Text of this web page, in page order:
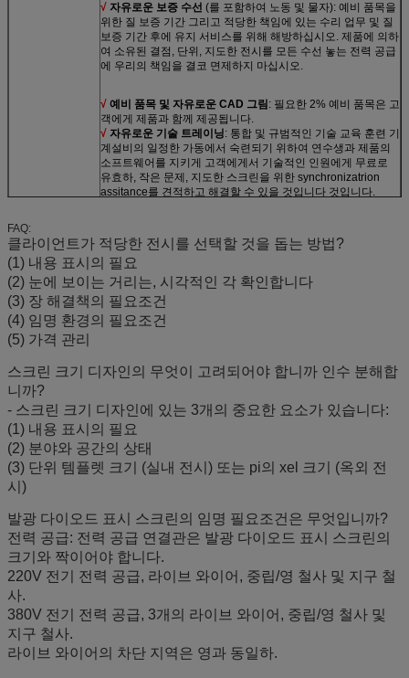
√ 자유로운 보증 수선 (를 포함하여 노동 및 물자): 예비 품목을
위한 질 보증 기간 그리고 적당한 책임에 있는 수리 업무 및 질
보증 기간 후에 유지 서비스를 위해 해방하십시오. 제품에 의하
여 소유된 결점, 단위, 지도한 전시를 모든 수선 놓는 전력 공급
에 우리의 책임을 결코 면제하지 마십시오.
√ 예비 품목 및 자유로운 CAD 그림 : 필요한 2% 예비 품목은 고
객에게 제품과 함께 제공됩니다.
√ 자유로운 기술 트레이닝: 통합 및 규범적인 기술 교육 훈련 기
계설비의 일정한 가동에서 숙련되기 위하여 연수생과 제품의
소프트웨어를 지키게 고객에게서 기술적인 인원에게 무료로
유효하, 작은 문제, 지도한 스크린을 위한 synchronizatrion
assitance를 견적하고 해결할 수 있을 것입니다 것입니다.
√ 고객 수사: 우리의 판매 후 팀 또는 제품의 근무 조건을 철저
히 구명하고, 문제를 발견하고 문제를 즉시 해결하는 보증 기간
에 이메일 사용자는 매달 전화를 걸 것입니다.
√ 소프트웨어 업그레이드
능에 끊임없는 개선 및 끝이 없는 소프트웨어 업그레이드, 지금
임명의 √ 위치 지시 서비스는 유효합니다.
FAQ:
클라이언트가 적당한 전시를 선택할 것을 돕는 방법?
(1) 내용 표시의 필요
(2) 눈에 보이는 거리는, 시각적인 각 확인합니다
(3) 장 해결책의 필요조건
(4) 임명 환경의 필요조건
(5) 가격 관리
스크린 크기 디자인의 무엇이 고려되어야 합니까 인수 분해합
니까?
- 스크린 크기 디자인에 있는 3개의 중요한 요소가 있습니다:
(1) 내용 표시의 필요
(2) 분야와 공간의 상태
(3) 단위 템플렛 크기 (실내 전시) 또는 pi의 xel 크기 (옥외 전
시)
발광 다이오드 표시 스크린의 임명 필요조건은 무엇입니까?
전력 공급: 전력 공급 연결관은 발광 다이오드 표시 스크린의
크기와 짝이어야 합니다.
220V 전기 전력 공급, 라이브 와이어, 중립/영 철사 및 지구 철
사.
380V 전기 전력 공급, 3개의 라이브 와이어, 중립/영 철사 및
지구 철사.
라이브 와이어의 차단 지역은 영과 동일하.